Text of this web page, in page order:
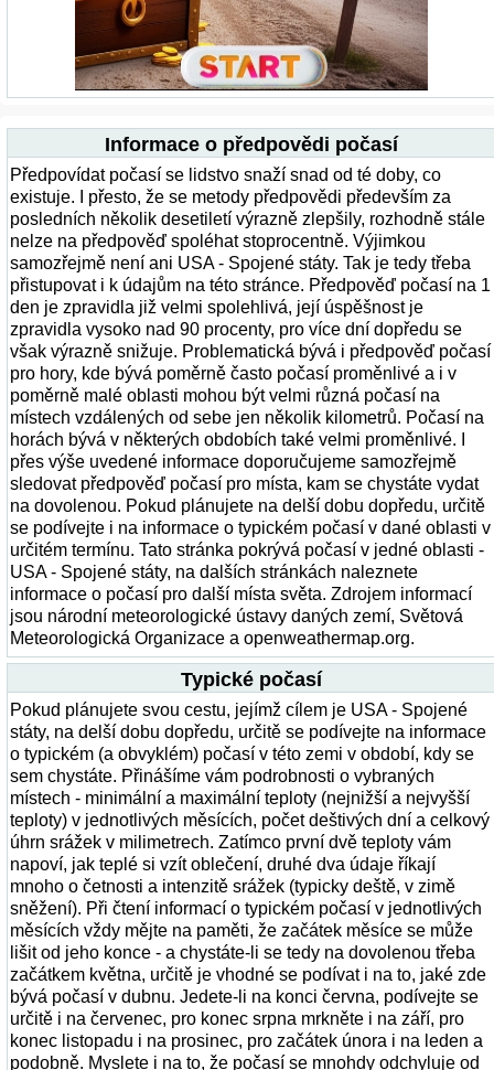
Informace o předpovědi počasí
Předpovídat počasí se lidstvo snaží snad od té doby, co
existuje. I přesto, že se metody předpovědi především za
posledních několik desetiletí výrazně zlepšily, rozhodně stále
nelze na předpověď spoléhat stoprocentně. Výjimkou
samozřejmě není ani USA - Spojené státy. Tak je tedy třeba
přistupovat i k údajům na této stránce. Předpověď počasí na 1
den je zpravidla již velmi spolehlivá, její úspěšnost je
zpravidla vysoko nad 90 procenty, pro více dní dopředu se
však výrazně snižuje. Problematická bývá i předpověď počasí
pro hory, kde bývá poměrně často počasí proměnlivé a i v
poměrně malé oblasti mohou být velmi různá počasí na
místech vzdálených od sebe jen několik kilometrů. Počasí na
horách bývá v některých obdobích také velmi proměnlivé. I
přes výše uvedené informace doporučujeme samozřejmě
sledovat předpověď počasí pro místa, kam se chystáte vydat
na dovolenou. Pokud plánujete na delší dobu dopředu, určitě
se podívejte i na informace o typickém počasí v dané oblasti v
určitém termínu. Tato stránka pokrývá počasí v jedné oblasti -
USA - Spojené státy, na dalších stránkách naleznete
informace o počasí pro další místa světa. Zdrojem informací
jsou národní meteorologické ústavy daných zemí, Světová
Meteorologická Organizace a openweathermap.org.
Typické počasí
Pokud plánujete svou cestu, jejímž cílem je USA - Spojené
státy, na delší dobu dopředu, určitě se podívejte na informace
o typickém (a obvyklém) počasí v této zemi v období, kdy se
sem chystáte. Přinášíme vám podrobnosti o vybraných
místech - minimální a maximální teploty (nejnižší a nejvyšší
teploty) v jednotlivých měsících, počet deštivých dní a celkový
úhrn srážek v milimetrech. Zatímco první dvě teploty vám
napoví, jak teplé si vzít oblečení, druhé dva údaje říkají
mnoho o četnosti a intenzitě srážek (typicky deště, v zimě
sněžení). Při čtení informací o typickém počasí v jednotlivých
měsících vždy mějte na paměti, že začátek měsíce se může
lišit od jeho konce - a chystáte-li se tedy na dovolenou třeba
začátkem května, určitě je vhodné se podívat i na to, jaké zde
bývá počasí v dubnu. Jedete-li na konci června, podívejte se
určitě i na červenec, pro konec srpna mrkněte i na září, pro
konec listopadu i na prosinec, pro začátek února i na leden a
podobně. Myslete i na to, že počasí se mnohdy odchyluje od